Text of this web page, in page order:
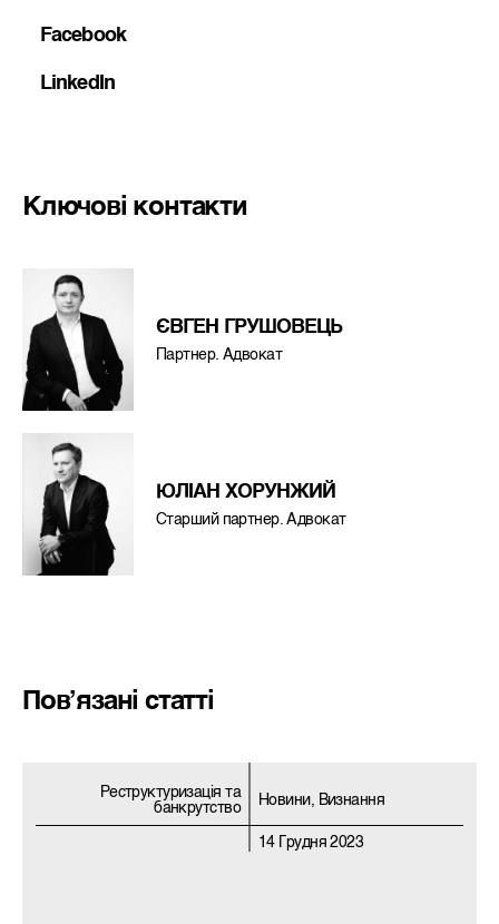
Facebook
LinkedIn
Ключові контакти
ЄВГЕН ГРУШОВЕЦЬ
Партнер. Адвокат
ЮЛІАН ХОРУНЖИЙ
Старший партнер. Адвокат
Пов’язані статті
Реструктуризацiя та
банкрутство
Новини, Визнання
14 Грудня 2023